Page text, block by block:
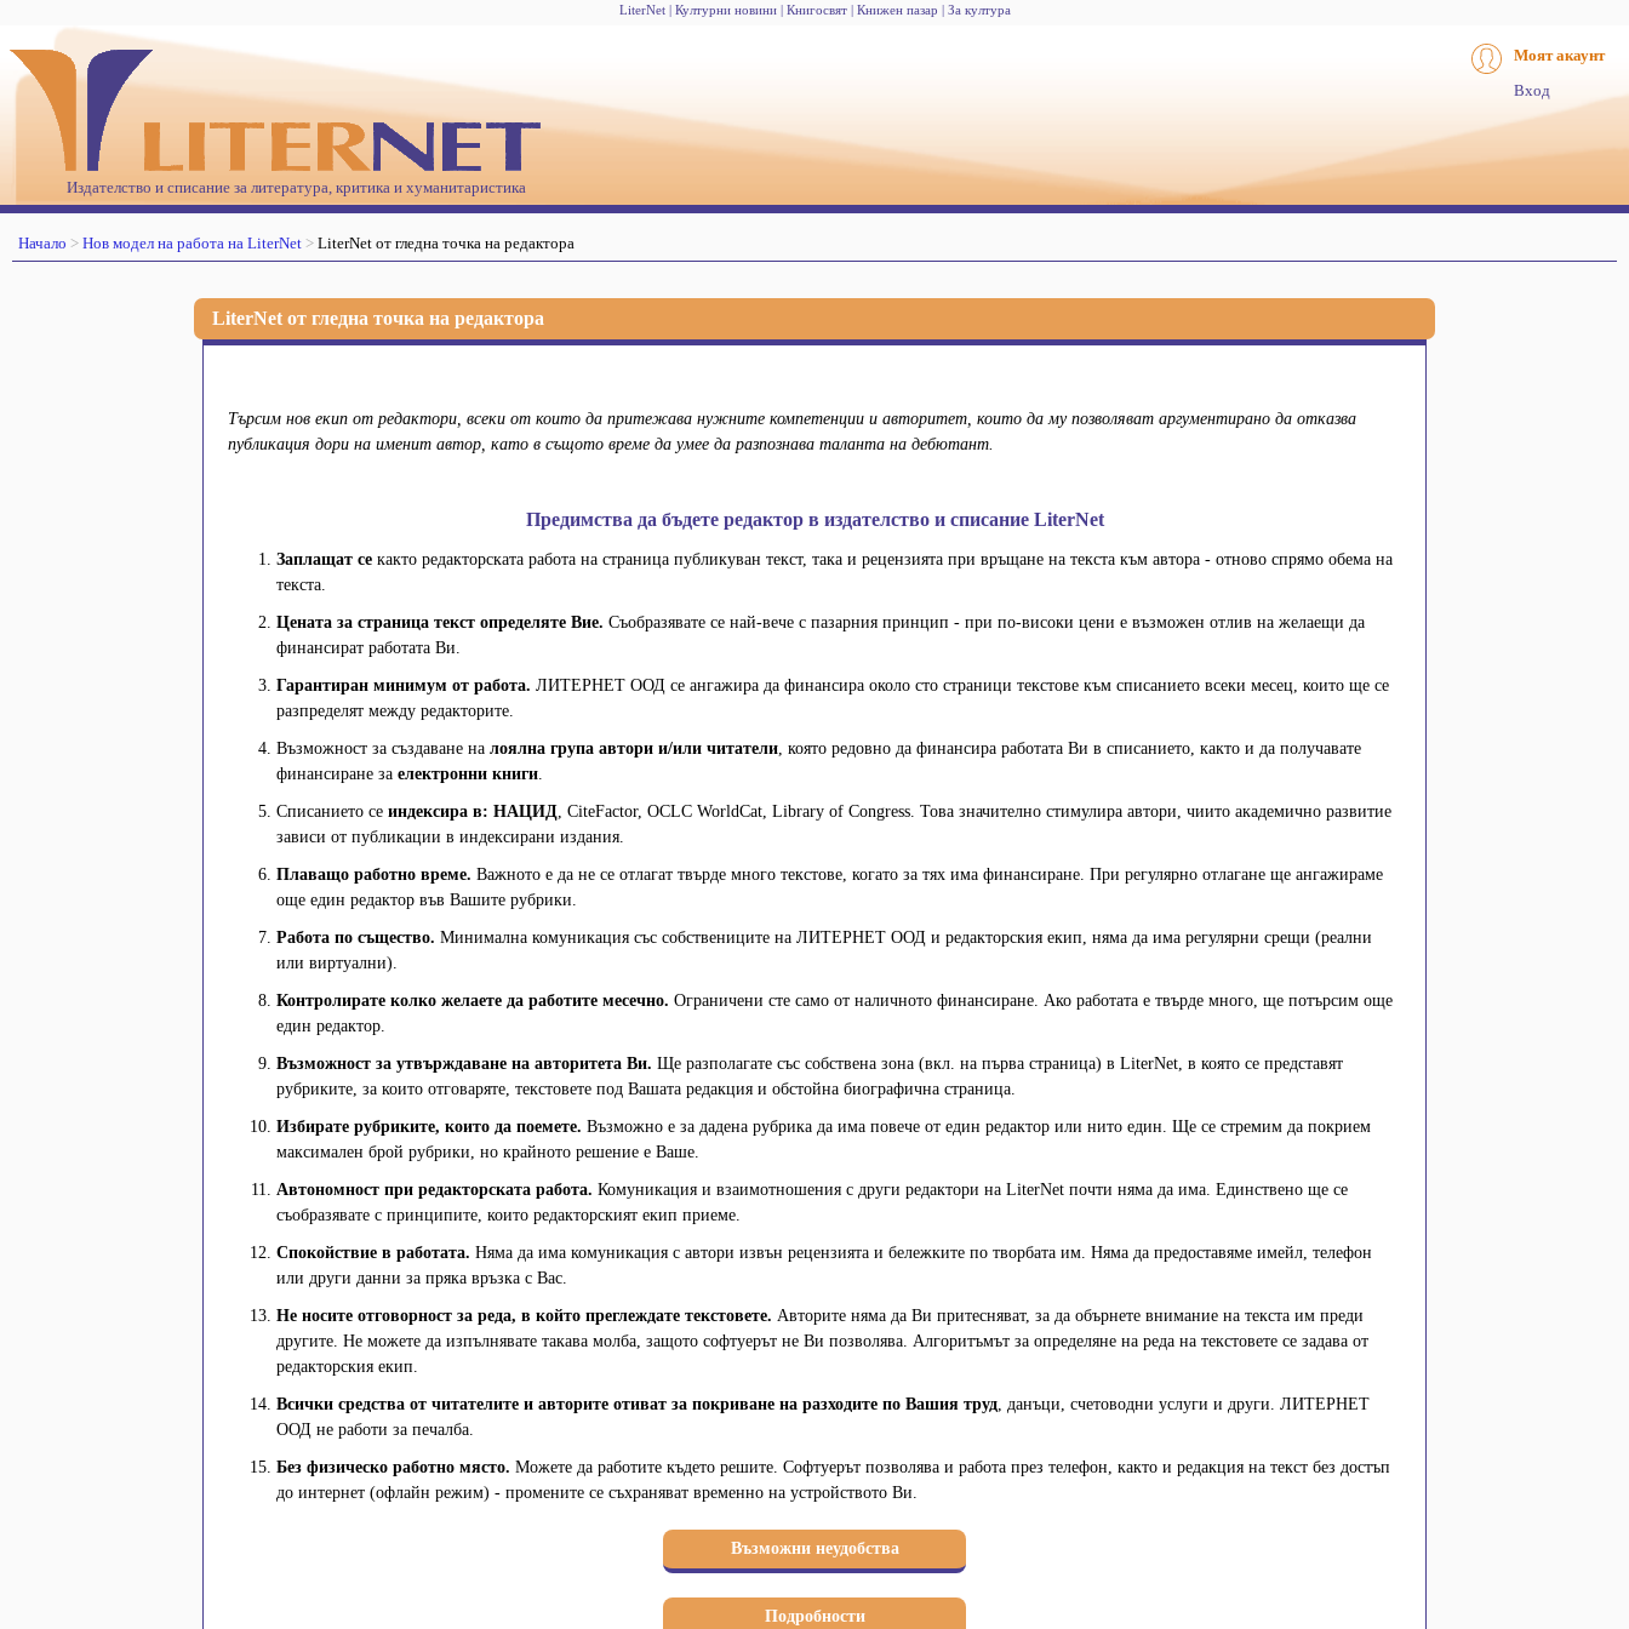
LiterNet Културни новини Книгосвят Книжен пазар За култура
Издателство и списание за литература, критика и хуманитаристика
Моят акаунт
Вход
Начало Нов модел на работа на LiterNet LiterNet от гледна точка на редактора
LiterNet от гледна точка на редактора
Търсим нов екип от редактори, всеки от които да притежава нужните компетенции и авторитет, които да му позволяват аргументирано да отказва
публикация дори на именит автор, като в същото време да умее да разпознава таланта на дебютант.
Предимства да бъдете редактор в издателство и списание LiterNet
Заплащат се както редакторската работа на страница публикуван текст, така и рецензията при връщане на текста към автора - отново спрямо обема на
текста.
Цената за страница текст определяте Вие. Съобразявате се най-вече с пазарния принцип - при по-високи цени е възможен отлив на желаещи да
финансират работата Ви.
Гарантиран минимум от работа. ЛИТЕРНЕТ ООД се ангажира да финансира около сто страници текстове към списанието всеки месец, които ще се
разпределят между редакторите.
Възможност за създаване на лоялна група автори и/или читатели, която редовно да финансира работата Ви в списанието, както и да получавате
финансиране за електронни книги.
Списанието се индексира в: НАЦИД, CiteFactor, OCLC WorldCat, Library of Congress. Това значително стимулира автори, чиито академично развитие
зависи от публикации в индексирани издания.
Плаващо работно време. Важното е да не се отлагат твърде много текстове, когато за тях има финансиране. При регулярно отлагане ще ангажираме
още един редактор във Вашите рубрики.
Работа по същество. Минимална комуникация със собствениците на ЛИТЕРНЕТ ООД и редакторския екип, няма да има регулярни срещи (реални
или виртуални).
Контролирате колко желаете да работите месечно. Ограничени сте само от наличното финансиране. Ако работата е твърде много, ще потърсим още
един редактор.
Възможност за утвърждаване на авторитета Ви. Ще разполагате със собствена зона (вкл. на първа страница) в LiterNet, в която се представят
рубриките, за които отговаряте, текстовете под Вашата редакция и обстойна биографична страница.
Избирате рубриките, които да поемете. Възможно е за дадена рубрика да има повече от един редактор или нито един. Ще се стремим да покрием
максимален брой рубрики, но крайното решение е Ваше.
Автономност при редакторската работа. Комуникация и взаимотношения с други редактори на LiterNet почти няма да има. Единствено ще се
съобразявате с принципите, които редакторският екип приеме.
Спокойствие в работата. Няма да има комуникация с автори извън рецензията и бележките по творбата им. Няма да предоставяме имейл, телефон
или други данни за пряка връзка с Вас.
Не носите отговорност за реда, в който преглеждате текстовете. Авторите няма да Ви притесняват, за да обърнете внимание на текста им преди
другите. Не можете да изпълнявате такава молба, защото софтуерът не Ви позволява. Алгоритъмът за определяне на реда на текстовете се задава от
редакторския екип.
Всички средства от читателите и авторите отиват за покриване на разходите по Вашия труд, данъци, счетоводни услуги и други. ЛИТЕРНЕТ
ООД не работи за печалба.
Без физическо работно място. Можете да работите където решите. Софтуерът позволява и работа през телефон, както и редакция на текст без достъп
до интернет (офлайн режим) - промените се съхраняват временно на устройството Ви.
Възможни неудобства
Подробности